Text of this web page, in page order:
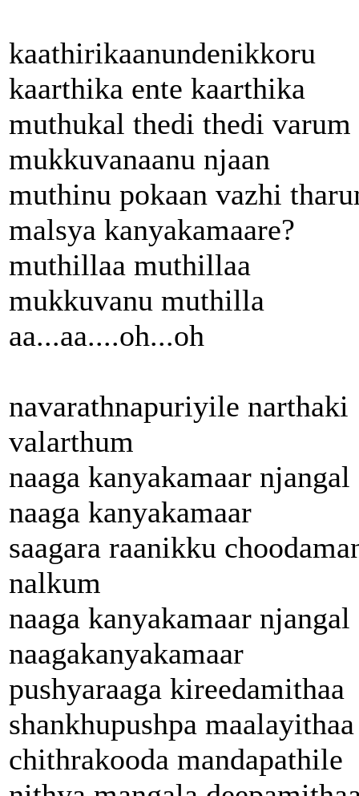
kaathirikaanundenikkoru
kaarthika ente kaarthika
muthukal thedi thedi varum
mukkuvanaanu njaan
muthinu pokaan vazhi
malsya kanyakamaare?
muthillaa muthillaa
mukkuvanu muthilla
aa...aa....oh...oh
navarathnapuriyile narthaki
valarthum
naaga kanyakamaar njangal
naaga kanyakamaar
saagara raanikku
nalkum
naaga kanyakamaar njangal
naagakanyakamaar
pushyaraaga kireedamithaa
shankhupushpa maalayithaa
chithrakooda mandapathile